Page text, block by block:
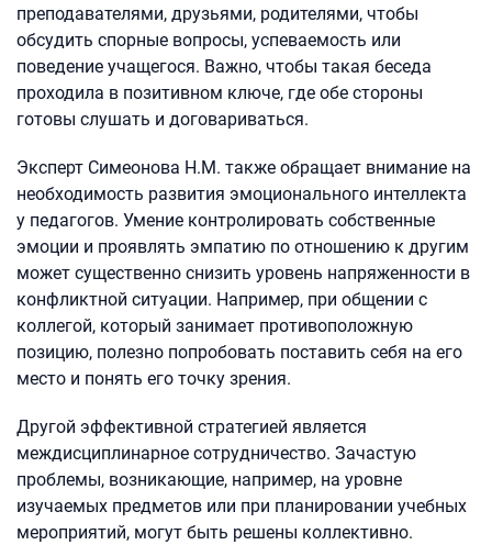
преподавателями, друзьями, родителями, чтобы
обсудить спорные вопросы, успеваемость или
поведение учащегося. Важно, чтобы такая беседа
проходила в позитивном ключе, где обе стороны
готовы слушать и договариваться.
Эксперт Симеонова Н.М. также обращает внимание на
необходимость развития эмоционального интеллекта
у педагогов. Умение контролировать собственные
эмоции и проявлять эмпатию по отношению к другим
может существенно снизить уровень напряженности в
конфликтной ситуации. Например, при общении с
коллегой, который занимает противоположную
позицию, полезно попробовать поставить себя на его
место и понять его точку зрения.
Другой эффективной стратегией является
междисциплинарное сотрудничество. Зачастую
проблемы, возникающие, например, на уровне
изучаемых предметов или при планировании учебных
мероприятий, могут быть решены коллективно.